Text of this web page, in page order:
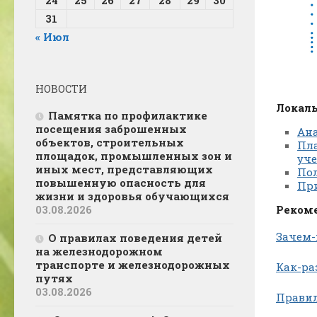
Как-
31
« Июл
НОВОСТИ
Памятка по профилактике
посещения заброшенных
объектов, строительных
площадок, промышленных зон и
иных мест, представляющих
повышенную опасность для
жизни и здоровья обучающихся
03.08.2026
О правилах поведения детей
на железнодорожном
транспорте и железнодорожных
путях
03.08.2026